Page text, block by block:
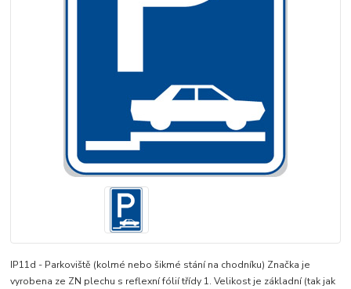
IP11d - Parkoviště (kolmé nebo šikmé stání na chodníku) Značka je
vyrobena ze ZN plechu s reflexní fólií třídy 1. Velikost je základní (tak jak